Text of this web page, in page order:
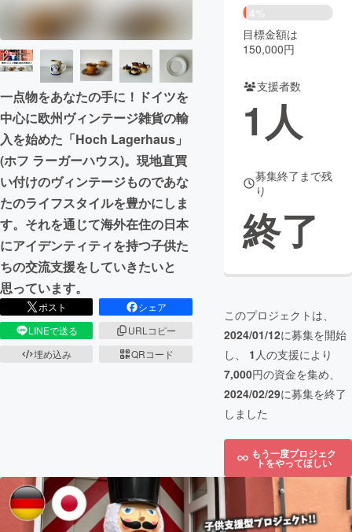
まちづくり・地域活性化
CAMPFIRE for Social Good
CAMPFIRE Creation
CAMPFIREふるさと納税machi-ya コミュニティ
一点物をあなたの手に！ドイツを
中心に欧州ヴィンテージ雑貨の輸
入を始めた「Hoch Lagerhaus」
(ホフ ラーガーハウス)。現地直買
い付けのヴィンテージものであな
たのライフスタイルを豊かにしま
す。それを通じて海外在住の日本
にアイデンティティを持つ子供た
ちの交流支援をしていきたいと
思っています。
ポスト
シェア
LINEで送る
URLコピー
埋め込み
QRコード
4%
目標金額は
150,000円
支援者数
1人
募集終了まで残
り
終了
このプロジェクトは、
2024/01/12に募集を開始
し、 1 人の支援により
7,000円の資金を集め、
2024/02/29に募集を終了
しました
もう一度プロジェク
トをやってほしい